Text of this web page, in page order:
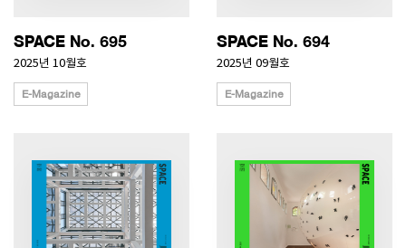
SPACE No. 695
2025년 10월호
E-Magazine
SPACE No. 694
2025년 09월호
E-Magazine